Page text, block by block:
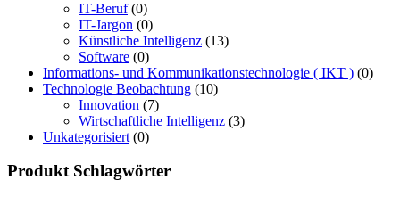
IT-Beruf (0)
IT-Jargon (0)
Künstliche Intelligenz (13)
Software (0)
Informations- und Kommunikationstechnologie ( IKT ) (0)
Technologie Beobachtung (10)
Innovation (7)
Wirtschaftliche Intelligenz (3)
Unkategorisiert (0)
Produkt Schlagwörter